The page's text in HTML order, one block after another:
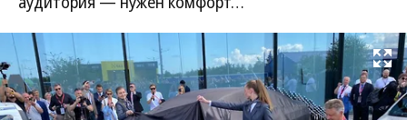
Развернуть